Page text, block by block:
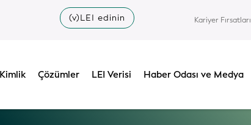
(v)LEI edinin Kariyer Fırsatları
Çözümler LEI Verisi Haber Odası ve Medya